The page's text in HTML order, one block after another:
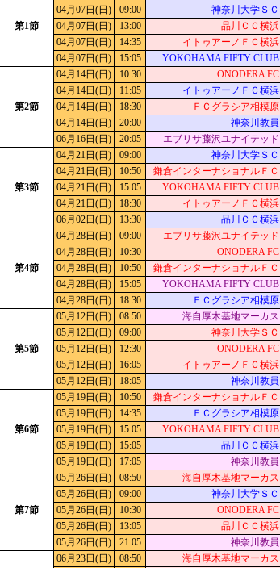
第1節
04月07日(日)
09:00 神奈川大学ＳＣ
04月07日(日)
13:00 品川ＣＣ横浜
04月07日(日)
14:35 イトゥアーノＦＣ横浜
04月07日(日)
15:05 YOKOHAMA FIFTY CLUB
第2節
04月14日(日) 10:30 ONODERA FC
04月14日(日)
11:05 イトゥアーノＦＣ横浜
04月14日(日)
18:30 ＦＣグラシア相模原
04月14日(日)
20:00 神奈川教員
06月16日(日)
20:05 エブリサ藤沢ユナイテッド
第3節
04月21日(日) 09:00 神奈川大学ＳＣ
04月21日(日)
10:50 鎌倉インターナショナルＦＣ
04月21日(日)
15:05 YOKOHAMA FIFTY CLUB
04月21日(日)
18:30 イトゥアーノＦＣ横浜
06月02日(日)
13:30 品川ＣＣ横浜
第4節
04月28日(日) 09:00 エブリサ藤沢ユナイテッド
04月28日(日)
10:30 ONODERA FC
04月28日(日)
10:50 鎌倉インターナショナルＦＣ
04月28日(日)
15:05 YOKOHAMA FIFTY CLUB
04月28日(日)
18:30 ＦＣグラシア相模原
第5節
05月12日(日) 08:50 海自厚木基地マーカス
05月12日(日)
09:00 神奈川大学ＳＣ
05月12日(日)
12:30 ONODERA FC
05月12日(日)
16:05 イトゥアーノＦＣ横浜
05月12日(日)
18:05 神奈川教員
第6節
05月19日(日) 10:50 鎌倉インターナショナルＦＣ
05月19日(日)
14:35 ＦＣグラシア相模原
05月19日(日)
15:05 YOKOHAMA FIFTY CLUB
05月19日(日)
15:05 品川ＣＣ横浜
05月19日(日)
17:05 神奈川教員
第7節
05月26日(日) 08:50 海自厚木基地マーカス
05月26日(日)
09:00 神奈川大学ＳＣ
05月26日(日)
10:30 ONODERA FC
05月26日(日)
13:05 品川ＣＣ横浜
05月26日(日)
21:05 神奈川教員
06月23日(日) 08:50 海自厚木基地マーカス